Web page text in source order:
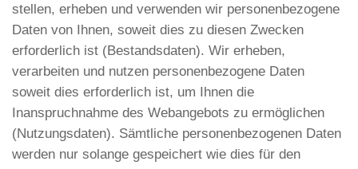
stellen, erheben und verwenden wir personenbezogene
Daten von Ihnen, soweit dies zu diesen Zwecken
erforderlich ist (Bestandsdaten). Wir erheben,
verarbeiten und nutzen personenbezogene Daten
soweit dies erforderlich ist, um Ihnen die
Inanspruchnahme des Webangebots zu ermöglichen
(Nutzungsdaten). Sämtliche personenbezogenen Daten
werden nur solange gespeichert wie dies für den